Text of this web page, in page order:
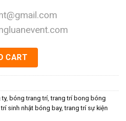
quantity
CART
ty, bóng trang trí,trang trí bong bóng
sinh nhật bóng bay,trang trí sự kiện